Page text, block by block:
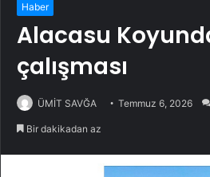
Haber
Alacasu
çalışması
ÜMİT SAVĞA Temmuz 6, 2026
Bir dakikadan az